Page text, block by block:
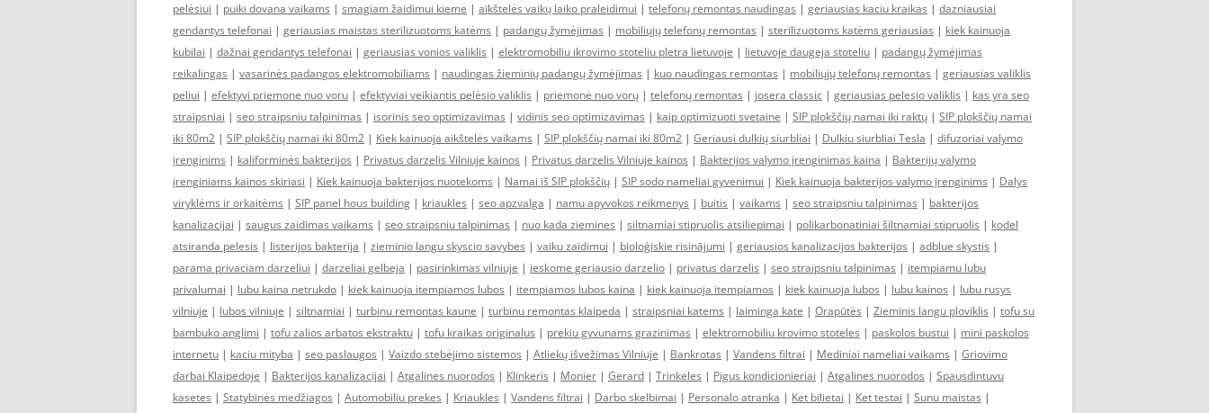
pelėsiui | puiki dovana vaikams | smagiam žaidimui kieme | aikštelės vaikų laiko praleidimui | telefonų remontas naudingas | geriausias kaciu kraikas | dazniausiai
gendantys telefonai | geriausias maistas sterilizuotoms katėms | padangų žymėjimas | mobiliųjų telefonų remontas | sterilizuotoms katėms geriausias | kiek kainuoja
kubilai | dažnai gendantys telefonai | geriausias vonios valiklis | elektromobiliu ikrovimo stoteliu pletra lietuvoje | lietuvoje daugeja stoteliu | padangų žymėjimas
reikalingas | vasarinės padangos elektromobiliams | naudingas žieminių padangų žymėjimas | kuo naudingas remontas | mobiliųjų telefonų remontas | geriausias valiklis
peliui | efektyvi priemone nuo voru | efektyviai veikiantis pelėsio valiklis | priemonė nuo vorų | telefonų remontas | josera classic | geriausias pelesio valiklis | kas yra seo
straipsniai | seo straipsniu talpinimas | isorinis seo optimizavimas | vidinis seo optimizavimas | kaip optimizuoti svetaine | SIP plokščių namai iki raktų | SIP plokščių namai
iki 80m2 | SIP plokščių namai iki 80m2 | Kiek kainuoja aikštelės vaikams | SIP plokščių namai iki 80m2 | Geriausi dulkių siurbliai | Dulkiu siurbliai Tesla | difuzoriai valymo
įrenginims | kaliforminės bakterijos | Privatus darzelis Vilniuje kainos | Privatus darzelis Vilniuje kainos | Bakterijos valymo įrenginimas kaina | Bakterijų valymo
įrenginiams kainos skiriasi | Kiek kainuoja bakterijos nuotekoms | Namai iš SIP plokščių | SIP sodo nameliai gyvenimui | Kiek kainuoja bakterijos valymo įrenginims | Dalys
viryklėms ir orkaitėms | SIP panel hous building | kriaukles | seo apzvalga | namu apyvokos reikmenys | buitis | vaikams | seo straipsniu talpinimas | bakterijos
kanalizacijai | saugus zaidimas vaikams | seo straipsniu talpinimas | nuo kada ziemines | siltnamiai stipruolis atsiliepimai | polikarbonatiniai šiltnamiai stipruolis | kodel
atsiranda pelesis | listerijos bakterija | zieminio langu skyscio savybes | vaiku zaidimui | bioloģiskie risinājumi | geriausios kanalizacijos bakterijos | adblue skystis |
parama privaciam darzeliui | darzeliai gelbeja | pasirinkimas vilniuje | ieskome geriausio darzelio | privatus darzelis | seo straipsniu talpinimas | itempiamu lubu
privalumai | lubu kaina netrukdo | kiek kainuoja itempiamos lubos | itempiamos lubos kaina | kiek kainuoja itempiamos | kiek kainuoja lubos | lubu kainos | lubu rusys
vilniuje | lubos vilniuje | siltnamiai | turbinu remontas kaune | turbinu remontas klaipeda | straipsniai katems | laiminga kate | Orapūtės | Zieminis langu ploviklis | tofu su
bambuko anglimi | tofu zalios arbatos ekstraktu | tofu kraikas originalus | prekiu gyvunams grazinimas | elektromobiliu krovimo stoteles | paskolos bustui | mini paskolos
internetu | kaciu mityba | seo paslaugos | Vaizdo stebėjimo sistemos | Atliekų išvežimas Vilniuje | Bankrotas | Vandens filtrai | Mediniai nameliai vaikams | Griovimo
darbai Klaipedoje | Bakterijos kanalizacijai | Atgalines nuorodos | Klinkeris | Monier | Gerard | Trinkeles | Pigus kondicionieriai | Atgalines nuorodos | Spausdintuvu
kasetes | Statybinės medžiagos | Automobiliu prekes | Kriaukles | Vandens filtrai | Darbo skelbimai | Personalo atranka | Ket bilietai | Ket testai | Sunu maistas |